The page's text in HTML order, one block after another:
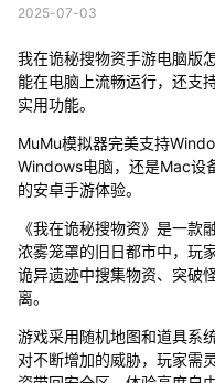
2025-07-03
我在诡秘搜物资手游电脑版
能在电脑上流畅运行，还支
实用功能。
MuMu模拟器完美支持
Windows电脑，还是Mac设
的安卓手游体验。
《我在诡秘搜物资》是一款
浓雾笼罩的旧日都市中，玩
诡异遗迹中搜集物资、突破
离。
游戏采用随机地图和道具系
对不断增加的威胁，玩家需